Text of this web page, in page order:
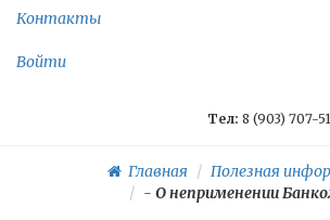
Контакты
Войти
Тел: 8 (903) 707-
Главная
Полезная
- О неприменении